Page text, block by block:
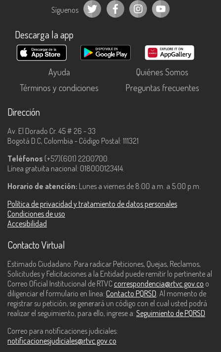
Síguenos
Descarga la app
Ayuda
Quiénes Somos
Términos y condiciones
Preguntas frecuentes
Dirección
Av. El Dorado Cr. 45 # 26 - 33
Bogotá D.C, Colombia - Código Postal: 111321
Teléfonos (+57)(601) 2200700.
Línea gratuita nacional: 018000123414.
Horario de atención: Lunes a viernes de 8:00 a.m. a 5:00 p.m.
Política de privacidad y tratamiento de datos personales
Condiciones de uso
Accesibilidad
Contacto Virtual
Estimado Ciudadano: Para radicar Peticiones, Quejas, Reclamos,
Solicitudes y Felicitaciones a la Entidad puede remitir lo pertinente al
Correo Oficial Institucional de RTVC correspondencia@rtvc.gov.co o
diligenciar el formulario en línea: Contacto PQRSD. Al momento de
registrar su petición, se generará un código con el cual usted podrá
realizar el seguimiento, para ello, ingrese a: Seguimiento de PQRSD
Correo para notificaciones judiciales:
notificacionesjudiciales@rtvc.gov.co